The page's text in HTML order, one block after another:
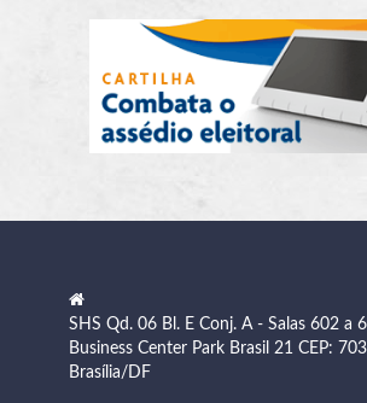
SHS Qd. 06 Bl. E Conj. A - Salas 602 a
Business Center Park Brasil 21 CEP:
Brasília/DF